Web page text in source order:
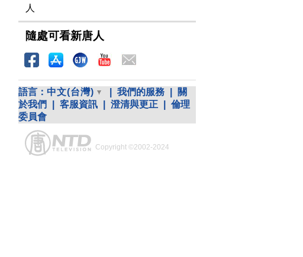
人
隨處可看新唐人
語言： 中文(台灣) 我們的服務
關
於我們
客服資訊 澄清與更正
倫理
委員會
Copyright ©2002-2024